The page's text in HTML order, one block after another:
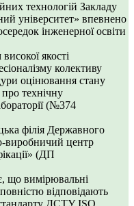
технологій Закладу
університет» впевнено
інженерної освіти
якості
колективу
оцінювання стану
технічну
(№374
філія Державного
виробничий центр
(ДП
що вимірювальні
відповідають